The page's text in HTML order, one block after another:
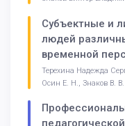
Субъектные и
людей
временной
Терехина Надежда
Осин Е. Н., Знаков В. В.